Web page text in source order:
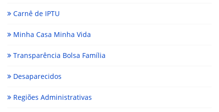
Carnê de IPTU
Minha Casa Minha Vida
Transparência Bolsa Família
Desaparecidos
Regiões Administrativas